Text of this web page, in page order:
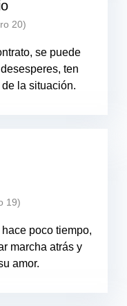
20)
se puede
ten
la situación.
19)
poco tiempo,
marcha atrás y
amor.